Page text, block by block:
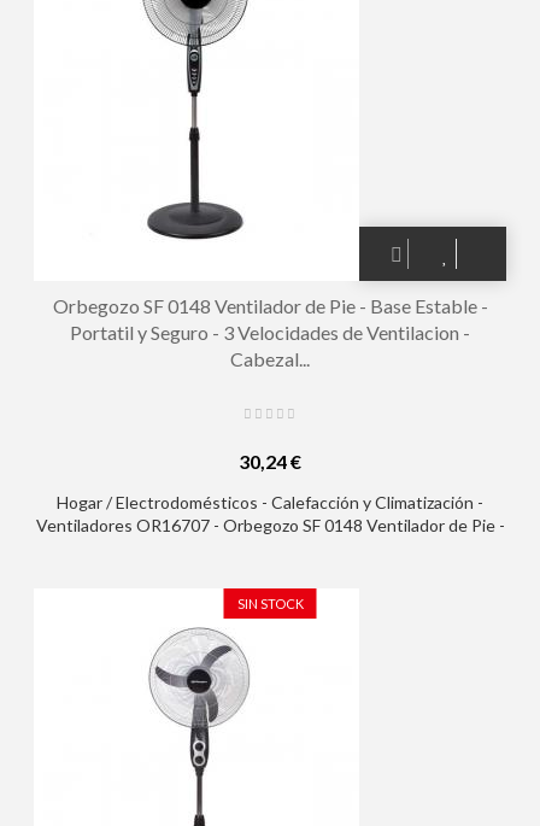
Orbegozo SF 0148 Ventilador de Pie - Base Estable -
Portatil y Seguro - 3 Velocidades de Ventilacion -
Cabezal...
30,24 €
Hogar / Electrodomésticos - Calefacción y Climatización -
Ventiladores OR16707 - Orbegozo SF 0148 Ventilador de Pie -
SIN STOCK